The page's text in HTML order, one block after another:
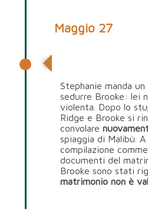
Maggio 27
Stephanie manda
sedurre Brooke: lei
violenta. Dopo lo
Ridge e Brooke si
convolare
spiaggia di Malibù.
compilazione
documenti del
Brooke sono stati
matrimonio non è